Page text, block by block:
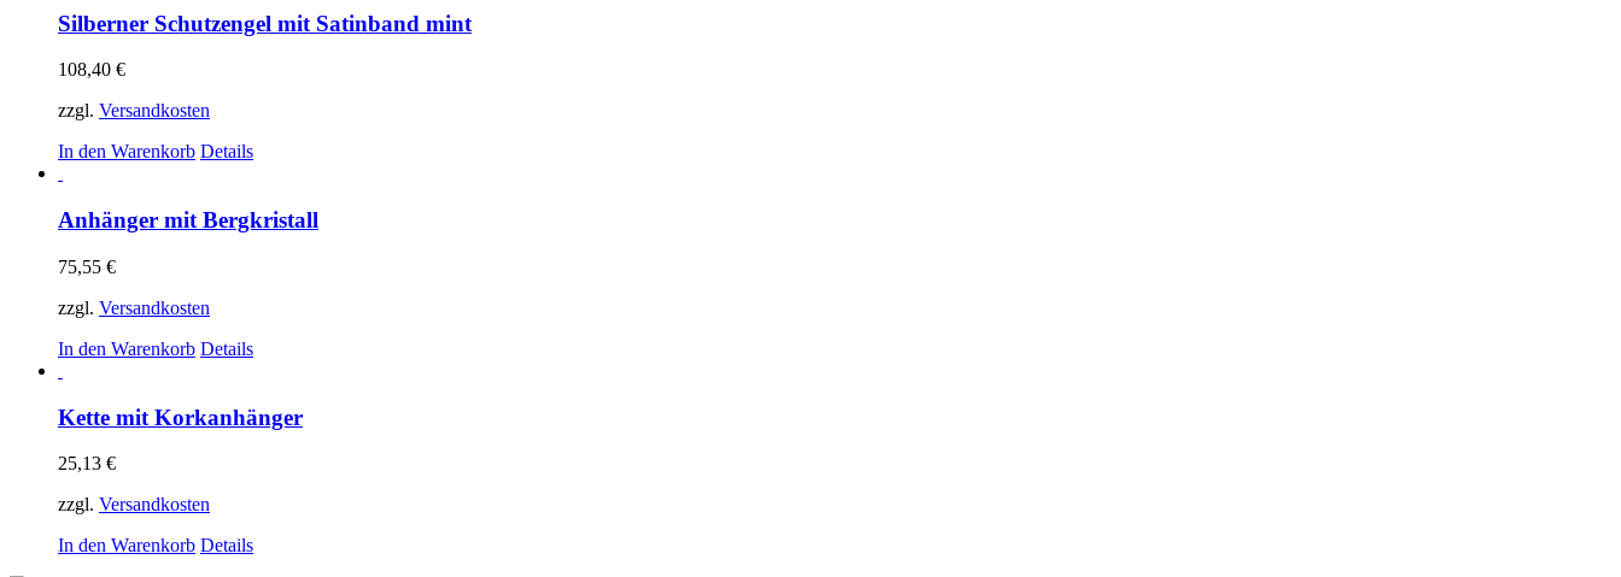
Silberner Schutzengel mit Satinband mint
108,40 €
zzgl. Versandkosten
In den Warenkorb Details
Anhänger mit Bergkristall
75,55 €
zzgl. Versandkosten
In den Warenkorb Details
Kette mit Korkanhänger
25,13 €
zzgl. Versandkosten
In den Warenkorb Details